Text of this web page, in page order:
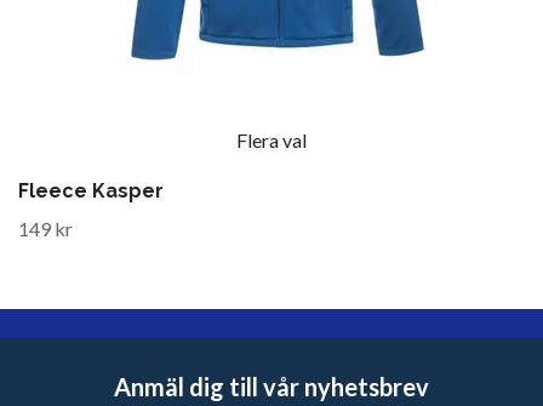
Flera val
Fleece Kasper
149 kr
Anmäl dig till vår nyhetsbrev